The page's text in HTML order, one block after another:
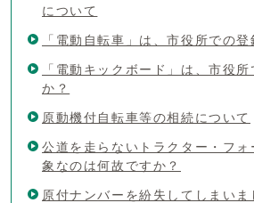
について
「電動自転車」は、市役所での
「電動キックボード」は、市役
か？
原動機付自転車等の相続について
公道を走らないトラクター・フ
象なのは何故ですか？
原付ナンバーを紛失してしまいま